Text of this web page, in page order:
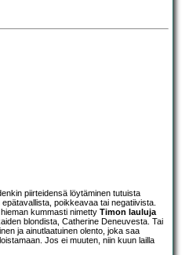
piirteidensä löytäminen tutuista
poikkeavaa tai negatiivista.
kummasti nimetty Timon lauluja
blondista, Catherine Deneuvesta. Tai
ja ainutlaatuinen olento, joka saa
Jos ei muuten, niin kuun lailla